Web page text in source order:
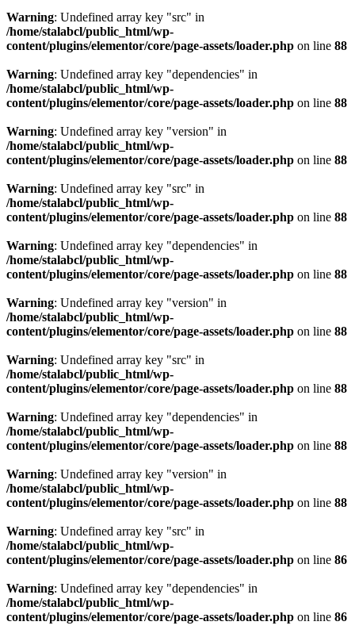
Warning: Undefined array key "src" in
/home/stalabcl/public_html/wp-
content/plugins/elementor/core/page-assets/loader.php on line 88
Warning: Undefined array key "dependencies" in
/home/stalabcl/public_html/wp-
content/plugins/elementor/core/page-assets/loader.php on line 88
Warning: Undefined array key "version" in
/home/stalabcl/public_html/wp-
content/plugins/elementor/core/page-assets/loader.php on line 88
Warning: Undefined array key "src" in
/home/stalabcl/public_html/wp-
content/plugins/elementor/core/page-assets/loader.php on line 88
Warning: Undefined array key "dependencies" in
/home/stalabcl/public_html/wp-
content/plugins/elementor/core/page-assets/loader.php on line 88
Warning: Undefined array key "version" in
/home/stalabcl/public_html/wp-
content/plugins/elementor/core/page-assets/loader.php on line 88
Warning: Undefined array key "src" in
/home/stalabcl/public_html/wp-
content/plugins/elementor/core/page-assets/loader.php on line 88
Warning: Undefined array key "dependencies" in
/home/stalabcl/public_html/wp-
content/plugins/elementor/core/page-assets/loader.php on line 88
Warning: Undefined array key "version" in
/home/stalabcl/public_html/wp-
content/plugins/elementor/core/page-assets/loader.php on line 88
Warning: Undefined array key "src" in
/home/stalabcl/public_html/wp-
content/plugins/elementor/core/page-assets/loader.php on line 86
Warning: Undefined array key "dependencies" in
/home/stalabcl/public_html/wp-
content/plugins/elementor/core/page-assets/loader.php on line 86